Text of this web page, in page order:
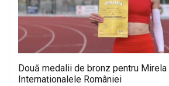
Două medalii de bronz pentru
Internaționalele României